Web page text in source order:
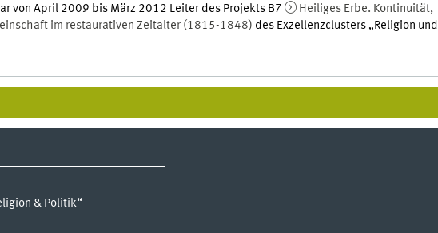
von April 2009 bis März 2012 Leiter des Projekts B7
Heiliges Erbe. Kontinuität,
im restaurativen Zeitalter (1815-1848) des Exzellenzclusters „Religion und
& Politik“